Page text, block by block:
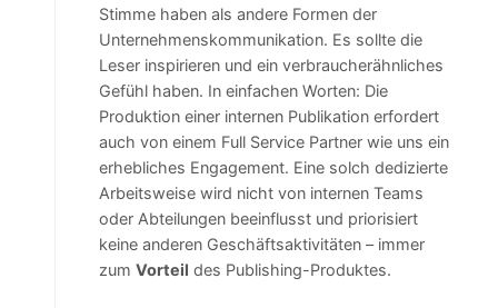
Stimme haben als andere Formen der
Unternehmenskommunikation. Es sollte die
Leser inspirieren und ein verbraucherähnliches
Gefühl haben. In einfachen Worten: Die
Produktion einer internen Publikation erfordert
auch von einem Full Service Partner wie uns ein
erhebliches Engagement. Eine solch dedizierte
Arbeitsweise wird nicht von internen Teams
oder Abteilungen beeinflusst und priorisiert
keine anderen Geschäftsaktivitäten – immer
zum Vorteil des Publishing-Produktes.